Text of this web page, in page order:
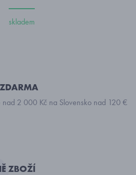
skladem
nad 2 000 Kč na Slovensko nad 120 €
ZBOŽÍ